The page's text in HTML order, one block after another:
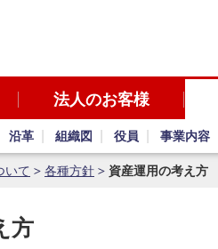
法人のお客様
沿革 組織図 役員 事業内容
いて 各種方針 資産運用の考え方
方